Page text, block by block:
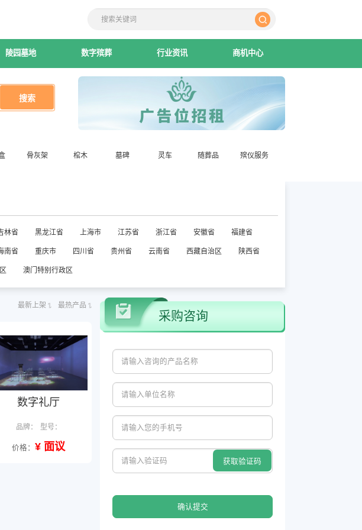
陵园墓地 数字殡葬 行业资讯 商机中心
骨灰架 棺木 墓碑 灵车 随葬品 殡仪服务
林省 黑龙江省 上海市 江苏省 浙江省 安徽省 福建省
南省 重庆市 四川省 贵州省 云南省 西藏自治区 陕西省
澳门特别行政区
最新上架 最热产品
数字礼厅
品牌： 型号：
价格：¥ 面议
采购咨询
确认提交